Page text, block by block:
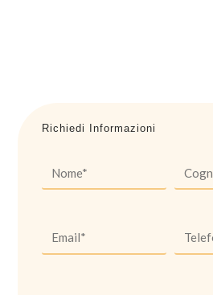
Richiedi Informazioni